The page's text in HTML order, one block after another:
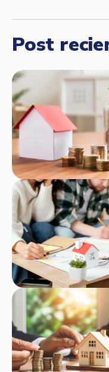
Post